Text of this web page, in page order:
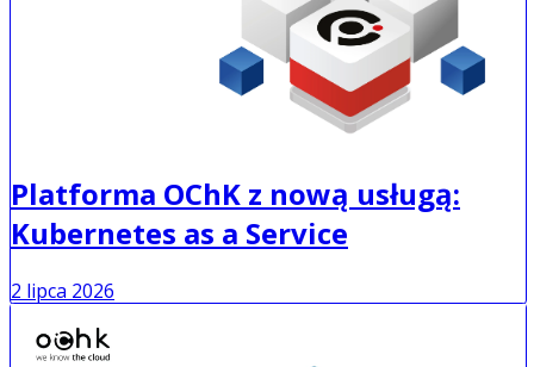
Platforma OChK z nową usługą:
Kubernetes as a Service
2 lipca 2026